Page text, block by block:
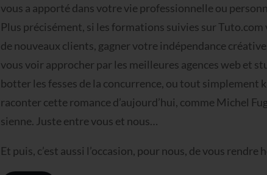
vous a apporté dans votre vie professionnelle ou
Plus précisément, si les formations suivies sur
de nouveaux clients, gagner votre indépendance
vous voir approcher par les meilleures agences web et
botter les fesses de la concurrence, ou tout simplement
raconter cette romance d’aujourd’hui, comme Michel
sienne. Juste entre vous et nous…
Et puis, c’est aussi l’occasion, pour nous, de vous rendre